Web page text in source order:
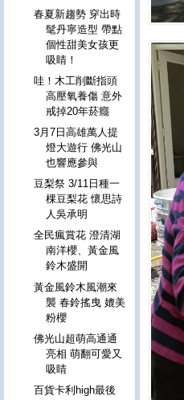
春夏新趨勢 穿出時
髦丹寧造型 帶點
個性甜美女孩更
吸睛！
哇！木工削斷指頭
高壓氧養傷 意外
戒掉20年菸癮
3月7日高雄萬人提
燈大遊行 佛光山
也響應參與
豆梨祭 3/11日種一
棵豆梨花 懷思詩
人吳承明
全民瘋賞花 澄清湖
南洋櫻、黃金風
鈴木盛開
黃金風鈴木風潮來
襲 春鈴搖曳 媲美
粉櫻
佛光山超萌高通通
亮相 萌翻可愛又
吸睛
百貨卡利high最後